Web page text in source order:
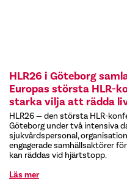
HLR26 i Göteborg
Europas största HLR-
starka vilja att rädda
HLR26 — den största HLR-
Göteborg under två intensiva
sjukvårdspersonal,
engagerade samhällsaktörer
kan räddas vid hjärtstopp.
Läs mer